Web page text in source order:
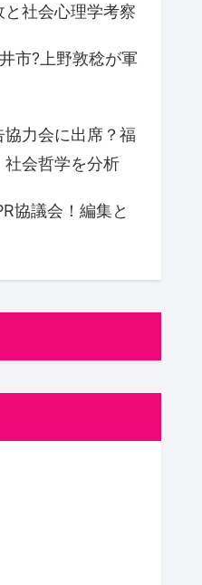
社会心理学考察
市?上野敦稔が軍
力会に出席？福
社会哲学を分析
協議会！編集と